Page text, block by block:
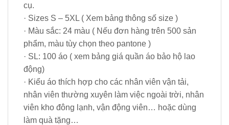
cụ.
· Sizes S – 5XL ( Xem bảng thông số size )
· Màu sắc: 24 màu ( Nếu đơn hàng trên 500 sản
phẩm, màu tùy chọn theo pantone )
· SL: 100 áo ( xem bảng giá quần áo bảo hộ lao
động)
· Kiểu áo thích hợp cho các nhân viên vận tải,
nhân viên thường xuyên làm việc ngoài trời, nhân
viên kho đông lạnh, vận động viên… hoặc dùng
làm quà tặng…